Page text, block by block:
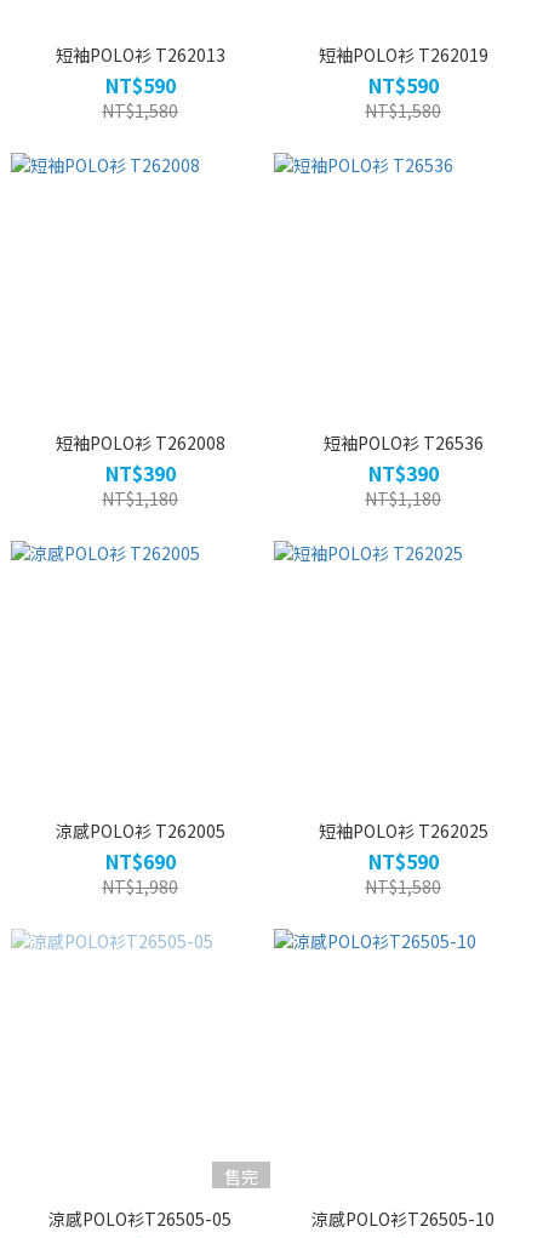
短袖POLO衫 T262013
NT$590
NT$1,580
短袖POLO衫 T262019
NT$590
NT$1,580
短袖POLO衫 T262008
NT$390
NT$1,180
短袖POLO衫 T26536
NT$390
NT$1,180
涼感POLO衫 T262005
NT$690
NT$1,980
短袖POLO衫 T262025
NT$590
NT$1,580
售完
涼感POLO衫T26505-05
涼感POLO衫T26505-10